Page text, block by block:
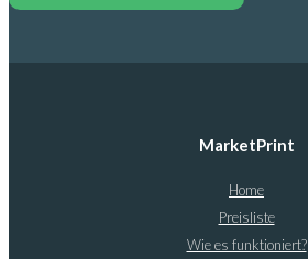
MarketPrint
Home
Preisliste
Wie es funktioniert?